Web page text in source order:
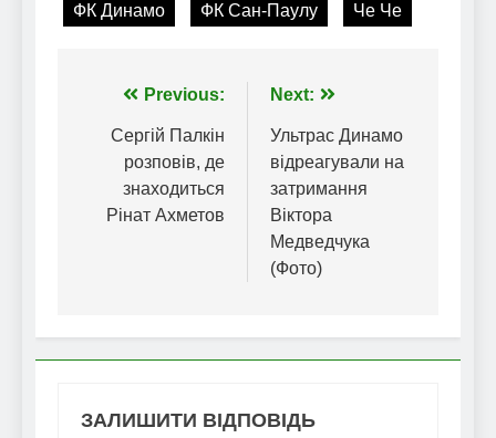
ФК Динамо ФК Сан-Паулу Че Че
Навігація
записів
Previous:
Сергій Палкін
розповів, де
знаходиться
Рінат Ахметов
Next:
Ультрас Динамо
відреагували на
затримання
Віктора
Медведчука
(Фото)
ЗАЛИШИТИ ВІДПОВІДЬ